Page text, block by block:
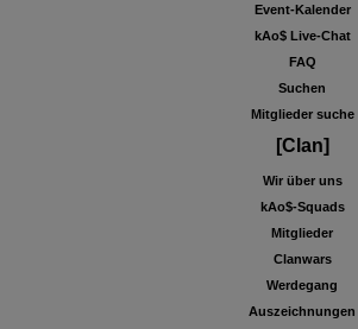
Event-Kalender
kAo$ Live-Chat
FAQ
Suchen
Mitglieder suche
[Clan]
Wir über uns
kAo$-Squads
Mitglieder
Clanwars
Werdegang
Auszeichnungen